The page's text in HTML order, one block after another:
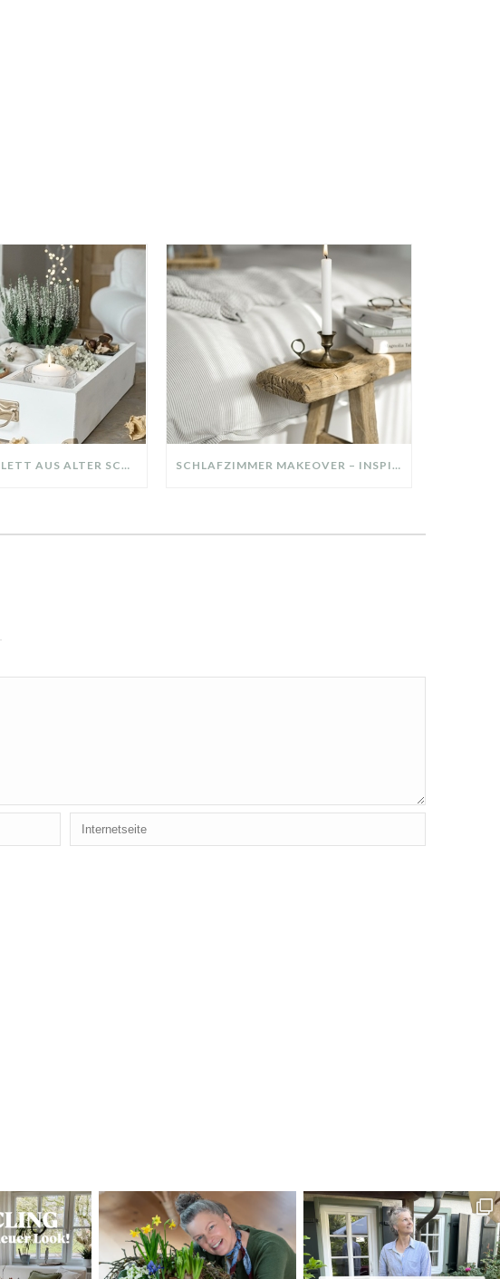
DIY-DEKO-TABLETT AUS ALTER SCHUBLADE – NACHHALTIGE HERBSTDEKO SELBER MACHEN! SCHLAFZIMMER MAKEOVER – INSPIRATION FÜR DEIN SCHLAFZIMMER: AUS ALT MACH NEU – HELL, GEMÜTLICH UND EINLADEND